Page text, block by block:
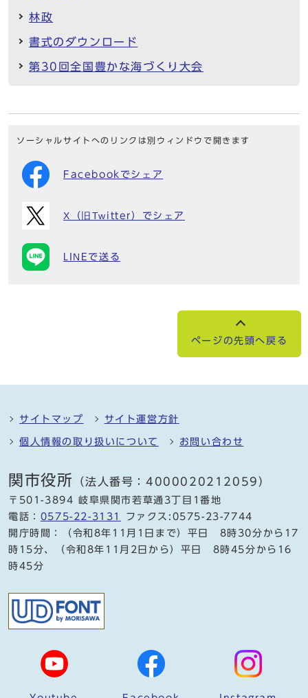
林政
書式のダウンロード
第30回全国豊かな海づくり大会
ソーシャルサイトへのリンクは別ウィンドウで開きます
Facebookでシェア
X（旧Twitter）でシェア
LINEで送る
ページの先頭へ戻る
サイトマップ サイト運営方針
個人情報の取り扱いについて お問い合わせ
関市役所 （法人番号：4000020212059）
〒501-3894 岐阜県関市若草通3丁目1番地
電話： 0575-22-3131
ファクス:0575-23-7744
開庁時間：（令和8年11月1日まで）平日 8時30分から17
時15分、（令和8年11月2日から）平日 8時45分から16
時45分